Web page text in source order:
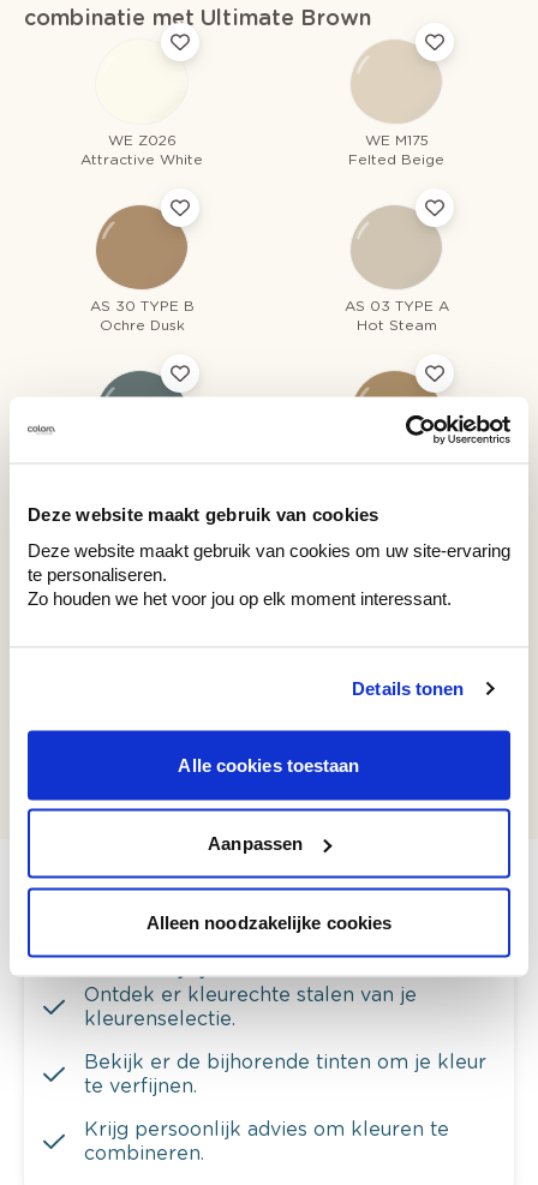
Deze website maakt gebruik van cookies
Deze website maakt gebruik van cookies om uw site-ervaring
te personaliseren.
Zo houden we het voor jou op elk moment interessant.
Details tonen
Alle cookies toestaan
Aanpassen
Alleen noodzakelijke cookies
combinatie met Ultimate Brown
WE Z026
Attractive White
WE M175
Felted Beige
AS 30 TYPE B
Ochre Dusk
AS 03 TYPE A
Hot Steam
Ultimate Brown
Ontdek er kleurechte stalen van je
kleurenselectie.
Bekijk er de bijhorende tinten om je kleur
te verfijnen.
Krijg persoonlijk advies om kleuren te
combineren.